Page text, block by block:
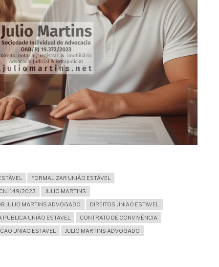
FORMALIZAR UNIÃO ESTÁVEL
149/2023
JULIO MARTINS
JULIO MARTINS ADVOGADO
DIREITOS UNIAO ESTAVEL
PÚBLICA UNIÃO ESTÁVEL
CONTRATO DE CONVIVÊNCIA
UNIAO ESTAVEL
JULIO MARTINS ADVOGADO